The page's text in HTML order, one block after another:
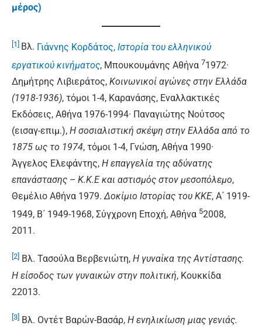
μέρος)
[1] Βλ. Γιάννης Κορδάτος, Ιστορία του ελληνικού
εργατικού κινήματος, Μπουκουμάνης Αθήνα 71972·
Δημήτρης Λιβιεράτος, Κοινωνικοί αγώνες στην Ελλάδα
(1918-1936), τόμοι 1-4, Καρανάσης, Εναλλακτικές
Εκδόσεις, Αθήνα 1976-1994· Παναγιώτης Νούτσος
(εισαγ-επιμ.), Η σοσιαλιστική σκέψη στην Ελλάδα από το
1875 ως το 1974, τόμοι 1-4, Γνώση, Αθήνα 1990·
Άγγελος Ελεφάντης, Η επαγγελία της αδύνατης
επανάστασης – Κ.Κ.Ε και αστισμός στον μεσοπόλεμο,
Θεμέλιο Αθήνα 1979.Δοκίμιο Ιστορίας του ΚΚΕ, Α΄ 1919-
1949, Β΄ 1949-1968, Σύγχρονη Εποχή, Αθήνα 52008,
2011.
[2] Βλ. Τασούλα Βερβενιώτη, Η γυναίκα της Αντίστασης.
Η είσοδος των γυναικών στην πολιτική, Κουκκίδα
22013.
[3] Βλ. Οντέτ Βαρών-Βασάρ, Η ενηλικίωση μιας γενιάς.